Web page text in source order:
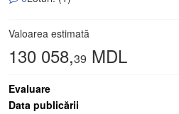
Valoarea estimată
130 058,39 MDL
Evaluare
Data publicării